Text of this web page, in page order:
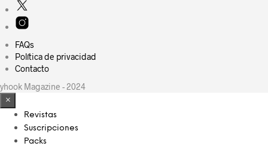
FAQs
Política de privacidad
Contacto
Magazine - 2024
×
Revistas
Suscripciones
Packs